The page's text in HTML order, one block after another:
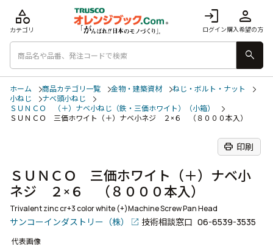
login
ログイン
person
購入希望の方
category
カテゴリ
search
ホーム 商品カテゴリ一覧 金物・建築資材
ねじ・ボルト・ナット
小ねじ
ナベ頭小ねじ
ＳＵＮＣＯ （＋）ナベ小ねじ（鉄・三価ホワイト）（小箱）
ＳＵＮＣＯ 三価ホワイト（＋）ナベ小ネジ ２×６ （８０００本入）
print 印刷
ＳＵＮＣＯ 三価ホワイト（＋）ナベ小
ネジ ２×６ （８０００本入）
Trivalent zinc cr+3 color white (+)Machine Screw Pan Head
サンコーインダストリー（株） 技術相談窓口 06-6539-3535
代表画像